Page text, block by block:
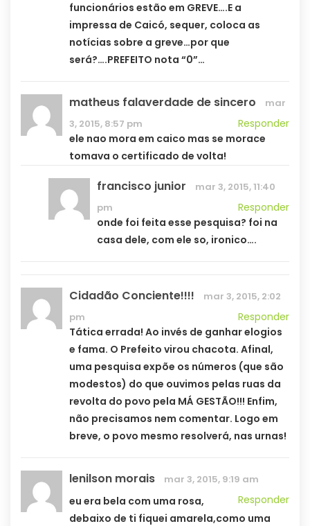
funcionários estão em GREVE….E a
impressa de Caicó, sequer, coloca as
notícias sobre a greve…por que
será?….PREFEITO nota “0”…
matheus falaverdade de sincero
mar
3, 2015, 8:57 pm
Responder
ele nao mora em caico mas se morace
tomava o certificado de volta!
francisco junior
mar 3, 2015, 11:40
pm
Responder
onde foi feita esse pesquisa? foi na
casa dele, com ele so, ironico….
Cidadão Conciente!!!!
mar 3, 2015, 2:02
pm
Responder
Tática errada! Ao invés de ganhar elogios
e fama. O Prefeito virou chacota. Afinal,
uma pesquisa expõe os números (que são
modestos) do que ouvimos pelas ruas da
revolta do povo pela MÁ GESTÃO!!! Enfim,
não precisamos nem comentar. Logo em
breve, o povo mesmo resolverá, nas urnas!
lenilson morais mar 3, 2015, 9:19 am
Responder
eu era bela com uma rosa,
debaixo de ti fiquei amarela,como uma